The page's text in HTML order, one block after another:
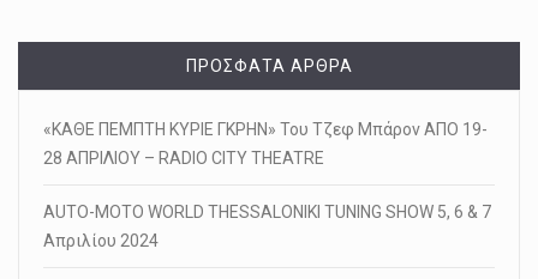
ΠΡΌΣΦΑΤΑ ΆΡΘΡΑ
«ΚΑΘΕ ΠΕΜΠΤΗ ΚΥΡΙΕ ΓΚΡΗΝ» Του Τζεφ Μπάρον ΑΠΟ 19-
28 ΑΠΡΙΛΙΟΥ – RADIO CITY THEATRE
AUTO-MOTO WORLD THESSALONIKI TUNING SHOW 5, 6 & 7
Απριλίου 2024